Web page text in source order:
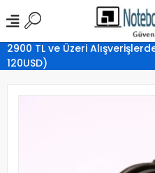
2900 TL ve Üzeri
120USD)